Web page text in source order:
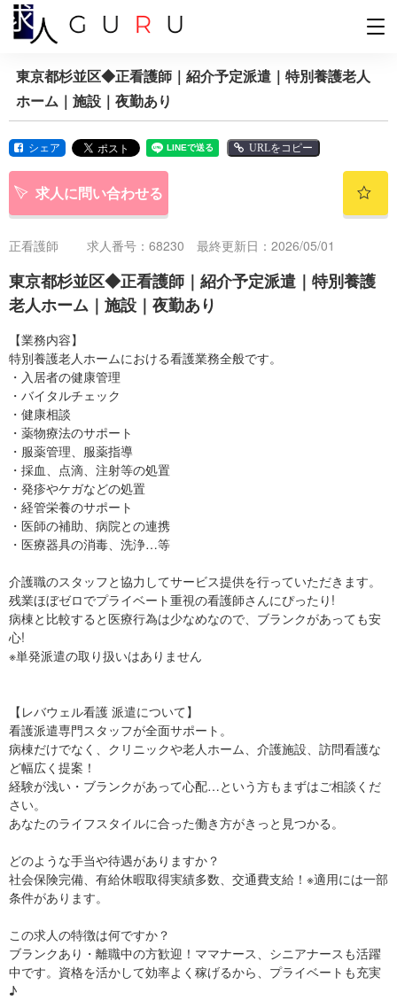
東京都杉並区◆正看護師｜紹介予定派遣｜特別養護老人
ホーム｜施設｜夜勤あり
シェア URLをコピー
求人に問い合わせる
正看護師 求人番号：68230 最終更新日：2026/05/01
東京都杉並区◆正看護師｜紹介予定派遣｜特別養護
老人ホーム｜施設｜夜勤あり
【業務内容】
特別養護老人ホームにおける看護業務全般です。
・入居者の健康管理
・バイタルチェック
・健康相談
・薬物療法のサポート
・服薬管理、服薬指導
・採血、点滴、注射等の処置
・発疹やケガなどの処置
・経管栄養のサポート
・医師の補助、病院との連携
・医療器具の消毒、洗浄…等
介護職のスタッフと協力してサービス提供を行っていただきます。
残業ほぼゼロでプライベート重視の看護師さんにぴったり!
病棟と比較すると医療行為は少なめなので、ブランクがあっても安
心!
※単発派遣の取り扱いはありません
【レバウェル看護 派遣について】
看護派遣専門スタッフが全面サポート。
病棟だけでなく、クリニックや老人ホーム、介護施設、訪問看護な
ど幅広く提案！
経験が浅い・ブランクがあって心配…という方もまずはご相談くだ
さい。
あなたのライフスタイルに合った働き方がきっと見つかる。
どのような手当や待遇がありますか？
社会保険完備、有給休暇取得実績多数、交通費支給！※適用には一部
条件があります。
この求人の特徴は何ですか？
ブランクあり・離職中の方歓迎！ママナース、シニアナースも活躍
中です。資格を活かして効率よく稼げるから、プライベートも充実
♪